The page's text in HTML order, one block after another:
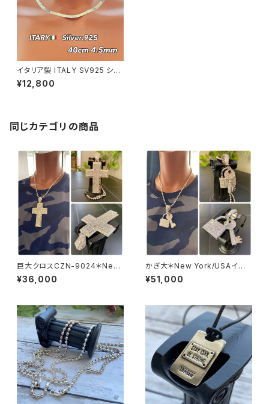
イタリア製 ITALY SV925 シル
バーネックレス スネークチェー
ン 40cmｘ4.5mm レディース・
¥12,800
同じカテゴリの商品
巨大クロスCZN-9024＊New
Yorkインポートジュエリー｜C
Z/キュービックジルコニア&シル
ップ
¥36,000
かぎ大＊New York/USAイン
ポートペンダントトップ｜BIGカ
ギ・KEY CZ/キュービックジルコ
¥51,000